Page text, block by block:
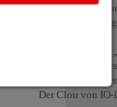
bietet TR-
die
Link“ auch in
Der Clou von